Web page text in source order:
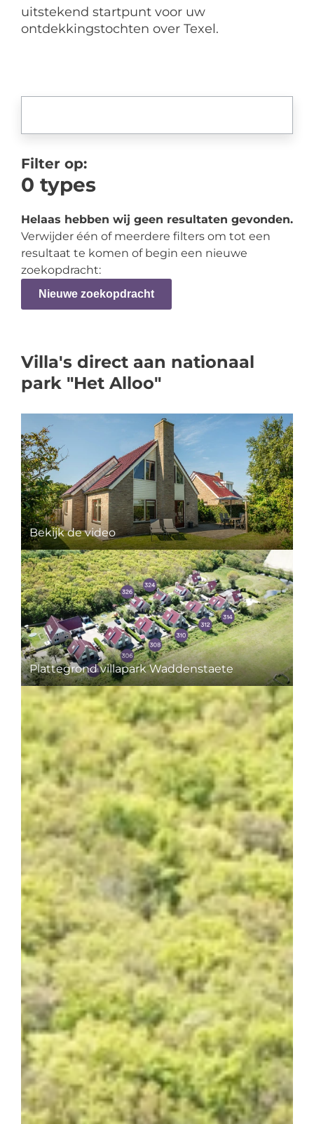
uitstekend startpunt voor uw
ontdekkingstochten over Texel.
Filter op:
0 types
Helaas hebben wij geen resultaten gevonden.
Verwijder één of meerdere filters om tot een
resultaat te komen of begin een nieuwe
zoekopdracht:
Nieuwe zoekopdracht
Villa's direct aan nationaal
park "Het Alloo"
Bekijk de video
Plattegrond villapark Waddenstaete